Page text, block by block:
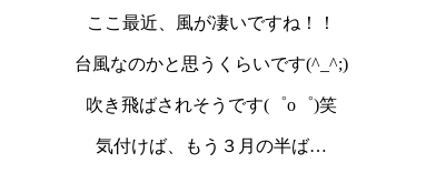
ここ最近、風が凄いですね！！
台風なのかと思うくらいです(^_^;)
吹き飛ばされそうです(゜o゜)笑
気付けば、もう３月の半ば…